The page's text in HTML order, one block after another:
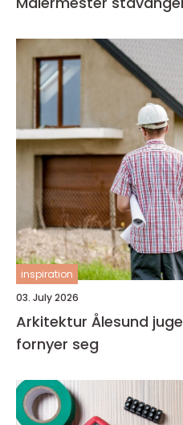
inspiration
03. July 2026
Arkitektur Ålesund jugendbyen som stadig
fornyer seg